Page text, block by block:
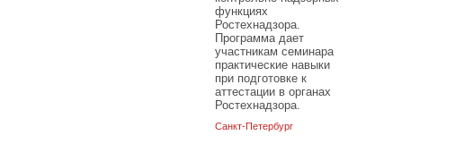
функциях
Ростехнадзора.
Программа дает
участникам семинара
практические навыки
при подготовке к
аттестации в органах
Ростехнадзора.
Санкт-Петербург